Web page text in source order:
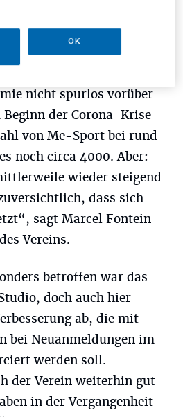
nicht spurlos vorüber
Beginn der Corona-Krise
von Me-Sport bei rund
noch circa 4000. Aber:
wieder steigend
dass sich
sagt Marcel Fontein
Vereins.
betroffen war das
doch auch hier
ab, die mit
bei Neuanmeldungen im
werden soll.
der Verein weiterhin gut
in der Vergangenheit
OK